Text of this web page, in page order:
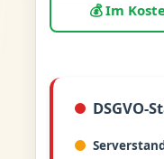
💰 Im
DSGVO-